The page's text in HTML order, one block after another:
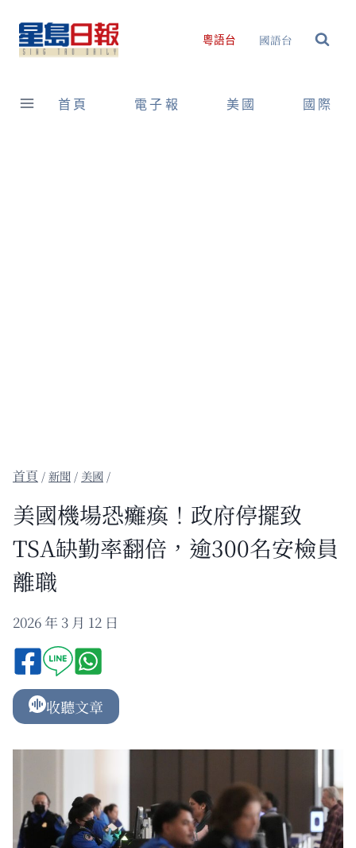
content
粵語台 國語台
首頁 電子報 美國 國際
/新聞 / 美國 /
美國機場恐癱瘓！政府停擺致
TSA缺勤率翻倍，逾300名安檢員
離職
2026 年 3 月 12 日
收聽文章